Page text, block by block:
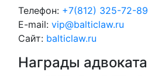
Телефон: +7(812) 325-72-89
E-mail: vip@balticlaw.ru
Сайт: balticlaw.ru
Награды адвоката